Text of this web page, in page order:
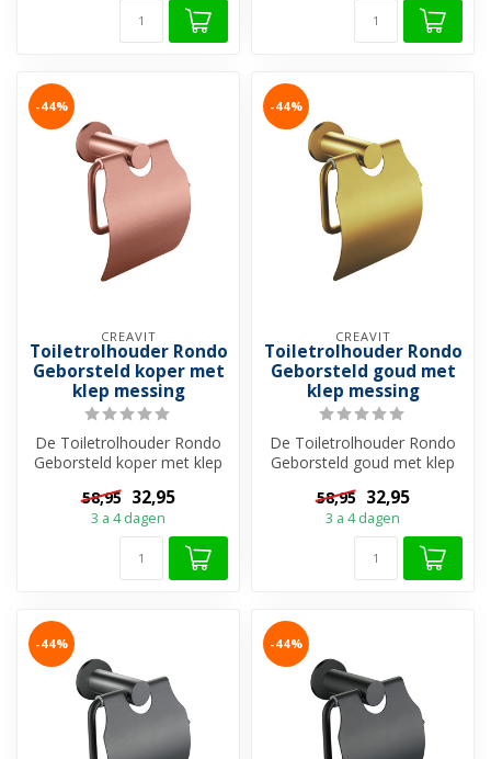
-44%
CREAVIT
Toiletrolhouder Rondo
Geborsteld koper met
klep messing
De Toiletrolhouder Rondo
Geborsteld koper met klep
gemaa...
58,95 32,95
3 a 4 dagen
-44%
CREAVIT
Toiletrolhouder Rondo
Geborsteld goud met
klep messing
De Toiletrolhouder Rondo
Geborsteld goud met klep
gemaak...
58,95 32,95
3 a 4 dagen
-44% -44%